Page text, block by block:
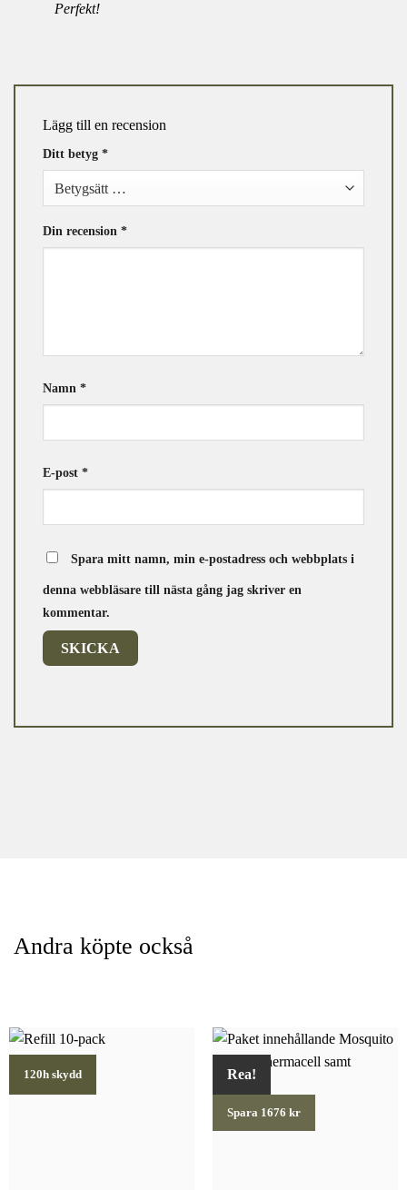
Perfekt!
Lägg till en recension
Ditt betyg *
Din recension *
Namn *
E-post *
Spara mitt namn, min e-postadress och webbplats i
denna webbläsare till nästa gång jag skriver en
kommentar.
Andra köpte också
120h skydd Rea!
Spara 1676 kr